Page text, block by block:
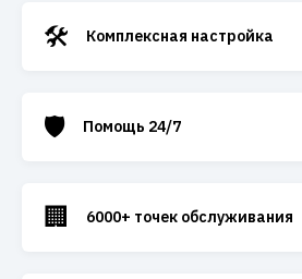
🛠️ Комплексная настройка
🛡️ Помощь 24/7
🏢 6000+ точек обслуживания